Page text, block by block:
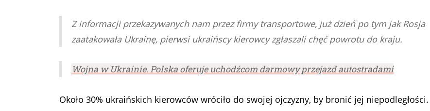
Z informacji przekazywanych nam przez firmy transportowe, już dzień po tym jak Rosja
zaatakowała Ukrainę, pierwsi ukraińscy kierowcy zgłaszali chęć powrotu do kraju.
Wojna w Ukrainie. Polska oferuje uchodźcom darmowy przejazd autostradami
Około 30% ukraińskich kierowców wróciło do swojej ojczyzny, by bronić jej niepodległości.